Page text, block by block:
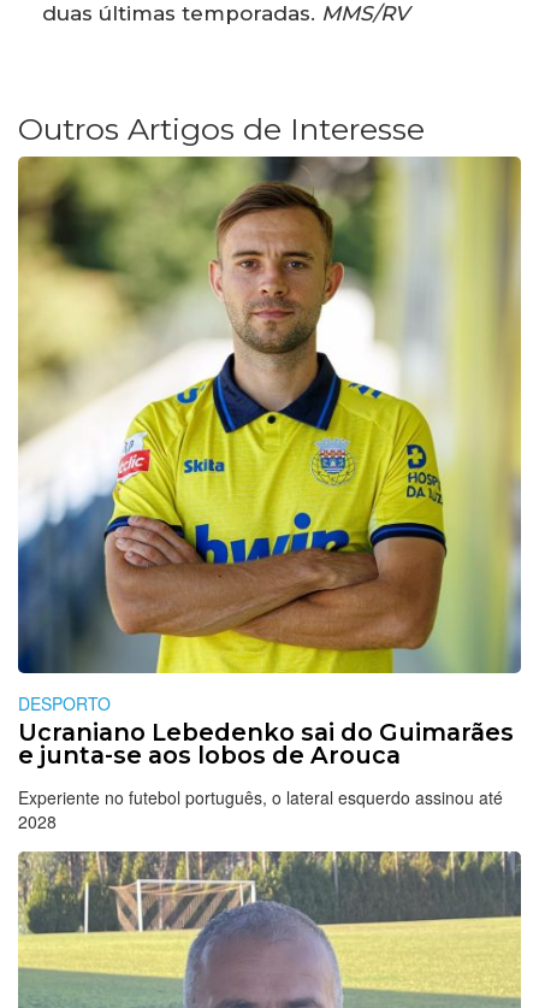
duas últimas temporadas. MMS/RV
Outros Artigos de Interesse
DESPORTO
Ucraniano Lebedenko sai do Guimarães
e junta-se aos lobos de Arouca
Experiente no futebol português, o lateral esquerdo assinou até
2028